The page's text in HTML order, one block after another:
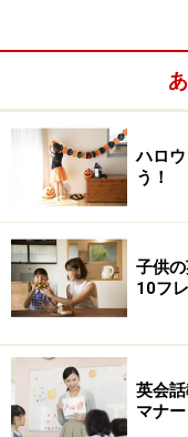
ハロ
う！
子供
10フ
英会
マナー